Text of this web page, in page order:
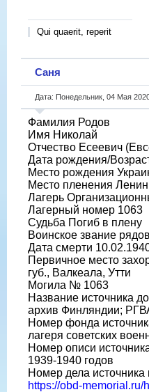
Qui quaerit, reperit
Саня
Дата: Понедельник, 04 Мая
Фамилия Родов
Имя Николай
Отчество Есеевич
Дата рождения/
Место рождения
Место пленения
Лагерь
Лагерный номер 1063
Судьба Погиб в плену
Воинское звание
Дата смерти
Первичное место
губ., Валкеала, Утти
Могила № 1063
Название источника
архив Финляндии;
Номер фонда
лагеря советских
Номер описи
1939-1940 годов
Номер дела
https://obd-